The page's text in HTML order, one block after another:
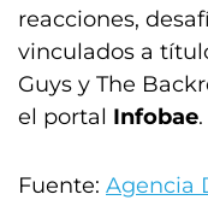
reacciones,
vinculados a
Guys y The
el portal Infobae.
Fuente: Agencia